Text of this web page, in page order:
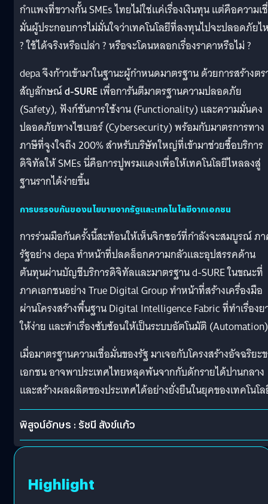
กำแพงที่ขวางกั้น SMEs ไทยไม่ใช่แค่เรื่องเงินทุน แต่คือความเ
มั่นผู้ประกอบการไม่มั่นใจว่าเทคโนโลยีที่ลงทุนไปจะปลอดภัยไ
? ใช้ได้จริงหรือเปล่า ? หรือจะโดนหลอกเรื่องราคาหรือไม่ ?
depa จึงก้าวเข้ามาในฐานะผู้กำหนดมาตรฐาน ด้วยการสร้างต
สัญลักษณ์d-SUREเพื่อการันตีมาตรฐานความปลอดภัย
(Safety), ฟังก์ชันการใช้งาน (Functionality) และความมั่นคง
ปลอดภัยทางไซเบอร์ (Cybersecurity) พร้อมกับมาตรการทาง
ภาษีที่จูงใจถึง 200% สำหรับบริษัทใหญ่ที่เข้ามาช่วยซื้อบริการ
ดิจิทัลให้ SMEs นี่คือการปูพรมแดงเพื่อให้เทคโนโลยีไหลลงสู่
ฐานรากได้ง่ายขึ้น
การบรรจบกันของนโยบายจากรัฐและเทคโนโลยีจากเอกชน
การร่วมมือกันครั้งนี้สะท้อนให้เห็นจิกซอว์ที่กำลังจะสมบูรณ์ ภ
รัฐอย่าง depa ทำหน้าที่ปลดล็อกความกลัวและอุปสรรคด้าน
ต้นทุนผ่านบัญชีบริการดิจิทัลและมาตรฐาน d-SURE ในขณะที่
ภาคเอกชนอย่าง True Digital Group ทำหน้าที่สร้างเครื่องมือ
ผ่านโครงสร้างพื้นฐาน Digital Intelligence Fabric ที่ทำเรื่อง
ให้ง่าย และทำเรื่องซับซ้อนให้เป็นระบบอัตโนมัติ (Automation)
เมื่อมาตรฐานความเชื่อมั่นของรัฐ มาเจอกับโครงสร้างอัจฉริยะ
เอกชน อาจพาประเทศไทยหลุดพ้นจากกับดักรายได้ปานกลาง
และสร้างผลผลิตของประเทศได้อย่างยั่งยืนในยุคของเทคโนโ
พิสูจน์อักษร : รัชนี สังข์แก้ว
Highlight